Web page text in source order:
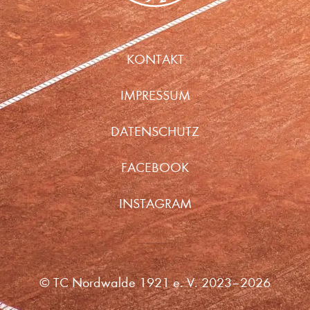
KONTAKT
IMPRESSUM
DATENSCHUTZ
FACEBOOK
INSTAGRAM
©TC Nordwalde 1921 e. V.2023–2026